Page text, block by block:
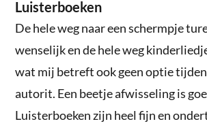
Luisterboeken
De hele weg naar een schermpje
wenselijk en de hele weg
wat mij betreft ook geen optie
autorit. Een beetje afwisseling is
Luisterboeken zijn heel fijn en